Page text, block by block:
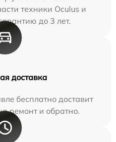
техники Oculus и
до 3 лет.
доставка
бесплатно доставит
ремонт и обратно.